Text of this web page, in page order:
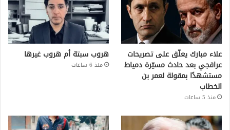
علاء مبارك يعلّق على تصريحات
عراقجي بعد حادث مسيّرة دمياط
مستشهدًا بمقولة لعمر بن
الخطاب
منذ 5 ساعات
هروب سبتة أم هروب غيرها
منذ 6 ساعات